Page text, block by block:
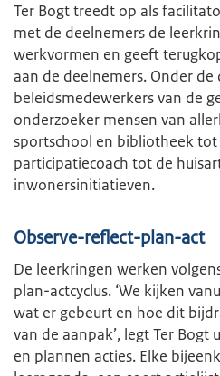
Ter Bogt treedt op als
met de deelnemers de
werkvormen en geeft
aan de deelnemers. Onder
beleidsmedewerkers van de
onderzoeker mensen van
sportschool en bibliotheek tot
participatiecoach tot de
inwonersinitiatieven.
Observe-reflect-plan-act
De leerkringen werken
plan-actcyclus. ‘We kijken
wat er gebeurt en hoe dit
van de aanpak’, legt Ter Bogt
en plannen acties. Elke